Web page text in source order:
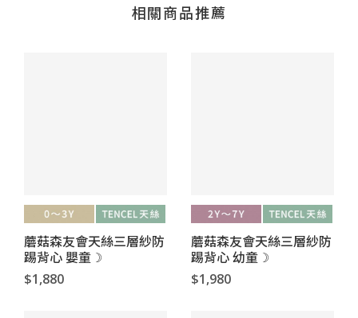
相關商品推薦
蘑菇森友會天絲三層紗防
踢背心 嬰童☽
$1,880
蘑菇森友會天絲三層紗防
踢背心 幼童☽
$1,980